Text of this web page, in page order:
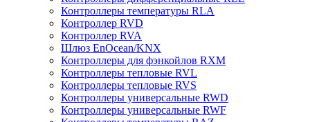
Контроллеры температуры RLA
Контроллер RVD
Контроллер RVA
Шлюз EnOcean/KNX
Контроллеры для фэнкойлов RXM
Контроллеры тепловые RVL
Контроллеры тепловые RVS
Контроллеры универсальные RWD
Контроллеры универсальные RWF